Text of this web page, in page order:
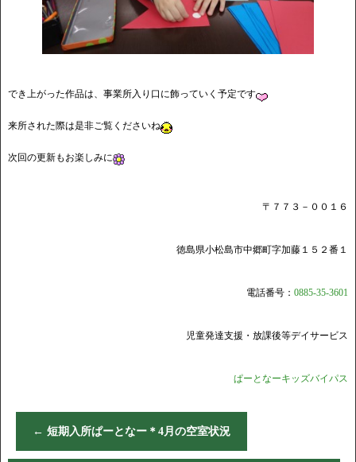
でき上がった作品は、事業所入り口に飾っていく予定です
来所された際は是非ご覧くださいね
次回の更新もお楽しみに
〒７７３－００１６
徳島県小松島市中郷町字加藤１５２番１
電話番号： 0885-35-3601
児童発達支援・放課後等デイサービス
ぱーとなーキッズバイパス
← 短期入所ぱーとなー＊4月の空室状況